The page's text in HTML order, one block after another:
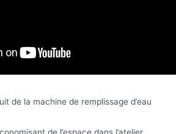
de la machine de remplissage d’eau